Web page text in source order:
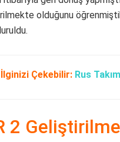
olduğunu
İlginizi Çekebilir: Rus
2